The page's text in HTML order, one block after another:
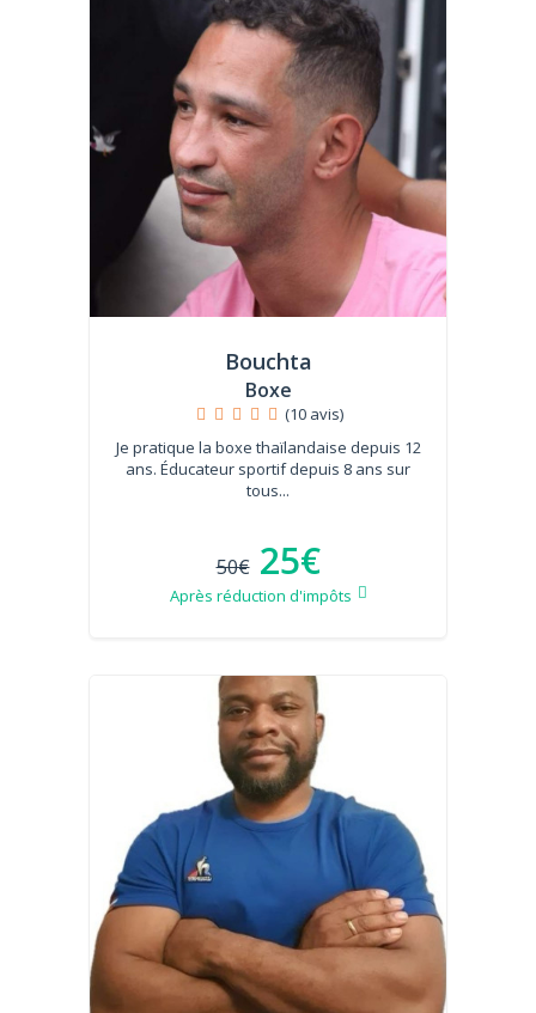
Bouchta
Boxe
(10 avis)
Je pratique la boxe thaïlandaise depuis 12
ans. Éducateur sportif depuis 8 ans sur
tous...
50€ 25€
Après réduction d'impôts